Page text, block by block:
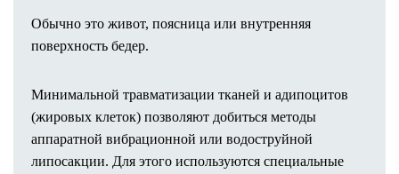
Обычно это живот, поясница или внутренняя
поверхность бедер.
Минимальной травматизации тканей и адипоцитов
(жировых клеток) позволяют добиться методы
аппаратной вибрационной или водоструйной
липосакции. Для этого используются специальные